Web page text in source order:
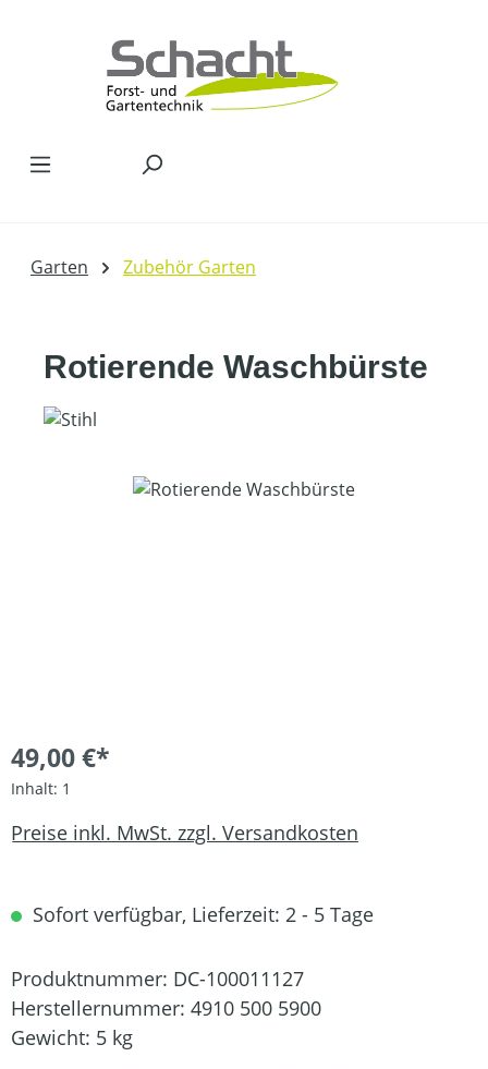
Garten Zubehör Garten
Rotierende Waschbürste
Bildergalerie überspringen
49,00 €*
Inhalt: 1
Preise inkl. MwSt. zzgl. Versandkosten
Sofort verfügbar, Lieferzeit: 2 - 5 Tage
Produktnummer: DC-100011127
Herstellernummer: 4910 500 5900
Gewicht: 5 kg